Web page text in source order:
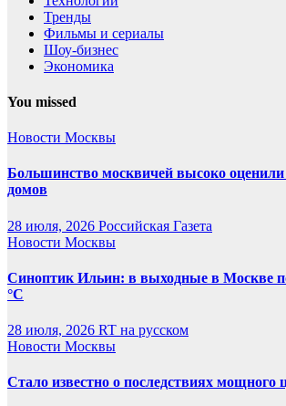
Тренды
Фильмы и сериалы
Шоу-бизнес
Экономика
You missed
Новости Москвы
Большинство москвичей высоко
домов
28 июля, 2026 Российская Газета
Новости Москвы
Синоптик Ильин: в выходные в Москве
°C
28 июля, 2026 RT на русском
Новости Москвы
Стало известно о последствиях мощного